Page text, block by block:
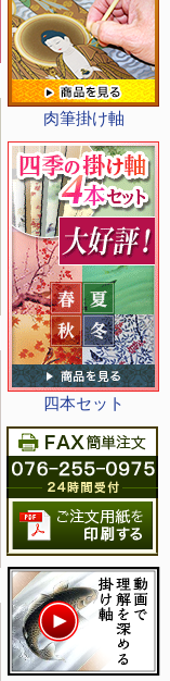
肉筆掛け軸
四本セット